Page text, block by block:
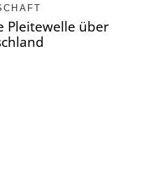
Pleitewelle über